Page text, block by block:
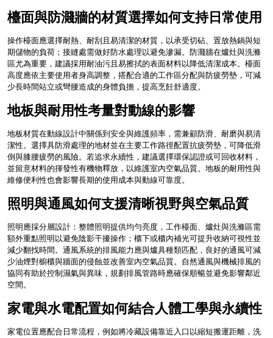
檯面與防濺牆的材質選擇如何支持日常使用
操作檯面應選擇耐熱、耐刮且易清潔的材質，以承受切砧、置放熱鍋與短
期儲物的負荷；接縫處需做好防水處理以避免滲漏。防濺牆在爐灶與洗滌
區尤為重要，建議採用耐油污且易擦拭的表面材料以降低清潔成本。檯面
高度應依主要使用者身高調整，搭配合適的工作區分配與防疲勞墊，可減
少長時間站立或彎腰造成的身體負擔，提高烹飪舒適度。
地板與耐用性考量對動線的影響
地板材質在動線設計中關係到安全與維護頻率，需兼顧防滑、耐磨與易清
潔性。選擇具防滑處理的地材並在主要工作路徑配置抗疲勞墊，可降低滑
倒與膝腰疲勞的風險。若追求永續性，建議選擇環保認證或可回收材料，
並留意材料的揮發性有機物釋放，以維護室內空氣品質。地板的耐用性與
維修便利性也會影響長期的使用成本與動線可靠度。
照明與通風如何支援清晰視野與空氣品質
照明應採分層設計：整體照明提供均勻亮度，工作檯面、爐灶與洗滌區需
額外重點照明以避免陰影干擾操作；櫃下或櫃內補光可提升收納可視性並
減少翻找時間。通風系統的排風能力應與爐具種類匹配，良好的通風可減
少油煙對櫥櫃與牆面的侵蝕並改善室內空氣品質。自然通風與機械排風的
協同有助於控制濕氣與異味，規劃排風管路時應確保順暢並避免影響鄰近
空間。
家電與水電配置如何結合人體工學與永續性
家電位置應配合日常流程，例如將冷藏設備靠近入口以縮短搬運距離，洗